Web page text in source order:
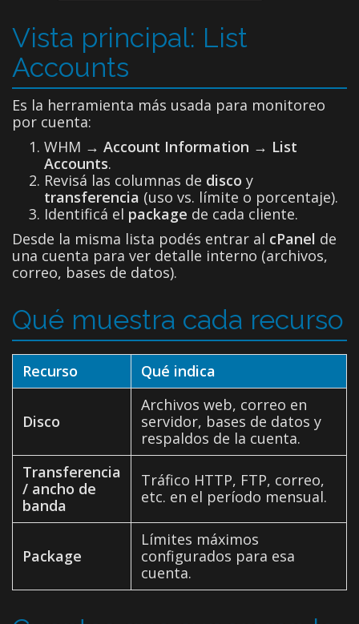
Vista principal: List
Accounts
Es la herramienta más usada para monitoreo
por cuenta:
WHM → Account Information → List
Accounts.
Revisá las columnas de disco y
transferencia (uso vs. límite o porcentaje).
Identificá el package de cada cliente.
Desde la misma lista podés entrar al cPanel de
una cuenta para ver detalle interno (archivos,
correo, bases de datos).
Qué muestra cada recurso
Recurso Qué indica
Disco
Archivos web, correo en
servidor, bases de datos y
respaldos de la cuenta.
Transferencia
/ ancho de
banda
Tráfico HTTP, FTP, correo,
etc. en el período mensual.
Package
Límites máximos
configurados para esa
cuenta.